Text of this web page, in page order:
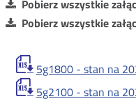
Pobierz wszystkie
Pobierz wszystkie
5g1800 - stan na
5g2100 - stan na